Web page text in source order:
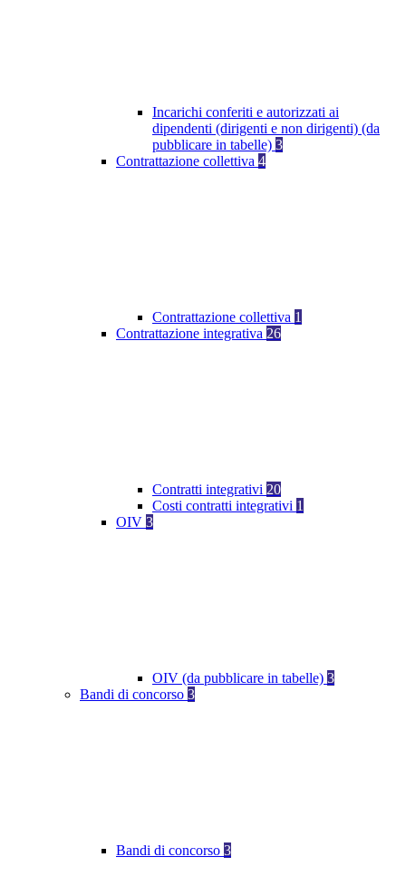
Incarichi conferiti e autorizzati ai
dipendenti (dirigenti e non dirigenti) (da
pubblicare in tabelle) 3
Contrattazione collettiva 4
Contrattazione collettiva 1
Contrattazione integrativa 26
Contratti integrativi 20
Costi contratti integrativi 1
OIV 3
OIV (da pubblicare in tabelle) 3
Bandi di concorso 3
Bandi di concorso 3